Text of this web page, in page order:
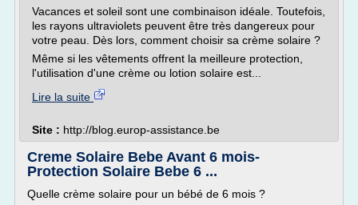
Vacances et soleil sont une combinaison idéale. Toutefois,
les rayons ultraviolets peuvent être très dangereux pour
votre peau. Dès lors, comment choisir sa crème solaire ?
Même si les vêtements offrent la meilleure protection,
l'utilisation d'une crème ou lotion solaire est...
Lire la suite
Site : http://blog.europ-assistance.be
Creme Solaire Bebe Avant 6 mois-
Protection Solaire Bebe 6 ...
Quelle crème solaire pour un bébé de 6 mois ?